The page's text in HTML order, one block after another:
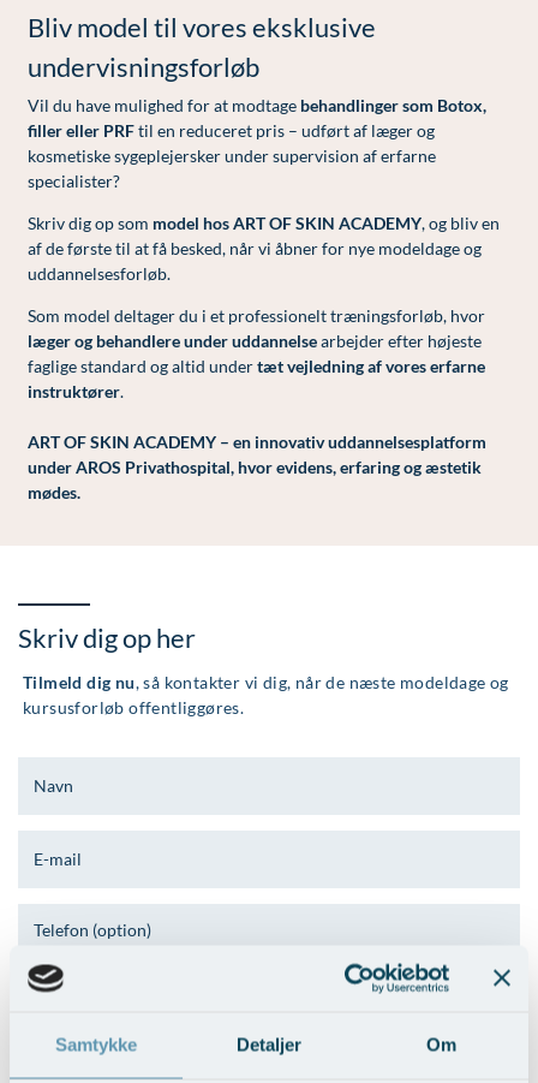
Samtykke Detaljer Om
Lunge-astma-allergi
Mave-tarm kirurgi
Menopause- og hormonterapi
Neurologi (hjerne-nervesygdomme)
Plastikkirurgi (rekonstruktiv)
Svedproblemer
Søvn
Thoraxkirurgi (slipping rib)
Ultralydsscanning
Ar og strækmærker
Uønsket hårvækst
Hårtab
Aldersprægede håndrygge
Intim konturering/foryngelse
Kosmetisk Plastikkirurgi
Kæbekirurgi
Skræddersyede dropbehandlinger
Før / efter billeder
Udskrivelse
Kontakt os & Find vej
Kvalitet og patienttilfredshed
Nyttige links
Parkering og opladning på AROS Privathospital
Rygepolitik
Sengestuer
Standardbetingelser for privatbetalte
Ventetid i det offentlige - Frit sygehusvalg
Vores mål
Bliv model til vores eksklusive
undervisningsforløb
Vil du have mulighed for at modtage behandlinger som Botox,
filler eller PRFtil en reduceret pris – udført af læger og
kosmetiske sygeplejersker under supervision af erfarne
specialister?
Skriv dig op som model hos ART OF SKIN ACADEMY, og bliv en
af de første til at få besked, når vi åbner for nye modeldage og
uddannelsesforløb.
Som model deltager du i et professionelt træningsforløb, hvor
læger og behandlere under uddannelsearbejder efter højeste
faglige standard og altid undertæt vejledning af vores erfarne
instruktører.
ART OF SKIN ACADEMY – en innovativ uddannelsesplatform
under AROS Privathospital, hvor evidens, erfaring og æstetik
mødes.
Skriv dig op her
Tilmeld dig nu, så kontakter vi dig, når de næste modeldage og
kursusforløb offentliggøres.
Ved at trykke på “Ja tak, tilmeld mig”, bekræfter du at du har
behandlingen af dine personoplysninger.